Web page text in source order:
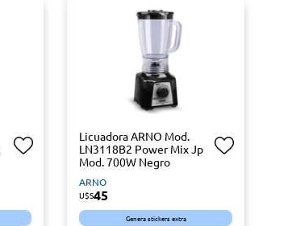
Licuadora ARNO Mod.
LN3118B2 Power Mix Jp
Mod. 700W Negro
ARNO
U$S45
Genera stickers extra